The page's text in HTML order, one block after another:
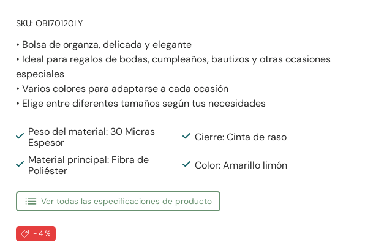
SKU: OB170120LY
• Bolsa de organza, delicada y elegante
• Ideal para regalos de bodas, cumpleaños, bautizos y otras ocasiones
especiales
• Varios colores para adaptarse a cada ocasión
• Elige entre diferentes tamaños según tus necesidades
Peso del material: 30 Micras
Espesor
Cierre: Cinta de raso
Material principal: Fibra de
Poliéster
Color: Amarillo limón
Ver todas las especificaciones de producto
- 4 %